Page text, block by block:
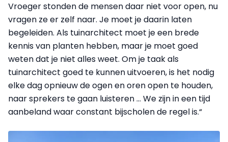
Vroeger stonden de mensen daar niet voor open, nu
vragen ze er zelf naar. Je moet je daarin laten
begeleiden. Als tuinarchitect moet je een brede
kennis van planten hebben, maar je moet goed
weten dat je niet alles weet. Om je taak als
tuinarchitect goed te kunnen uitvoeren, is het nodig
elke dag opnieuw de ogen en oren open te houden,
naar sprekers te gaan luisteren … We zijn in een tijd
aanbeland waar constant bijscholen de regel is.“